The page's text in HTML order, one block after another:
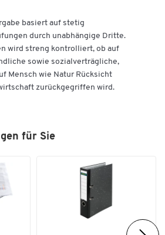
basiert auf stetig
durch unabhängige Dritte.
wird streng kontrolliert, ob auf
sowie sozialverträgliche,
Mensch wie Natur Rücksicht
zurückgegriffen wird.
für Sie